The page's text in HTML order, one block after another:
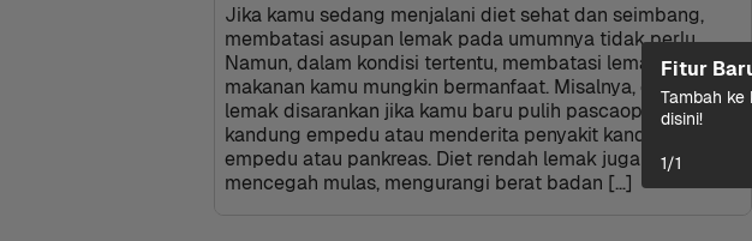
Jika kamu sedang menjalani diet sehat dan seimbang,
membatasi asupan lemak pada umumnya tidak perlu.
Namun, dalam kondisi tertentu, membatasi lemak dalam
makanan kamu mungkin bermanfaat. Misalnya, diet rendah
lemak disarankan jika kamu baru pulih pascaoperasi
kandung empedu atau menderita penyakit kandung
empedu atau pankreas. Diet rendah lemak juga dapat
mencegah mulas, mengurangi berat badan […]
Fitur
Tambah ke
disini!
1/1